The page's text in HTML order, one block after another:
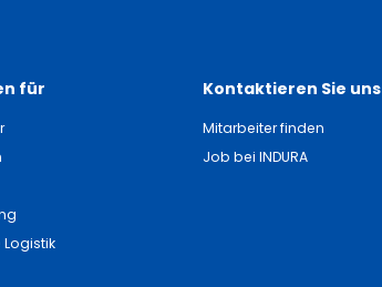
für Kontaktieren Sie uns
Mitarbeiter finden
Job bei INDURA